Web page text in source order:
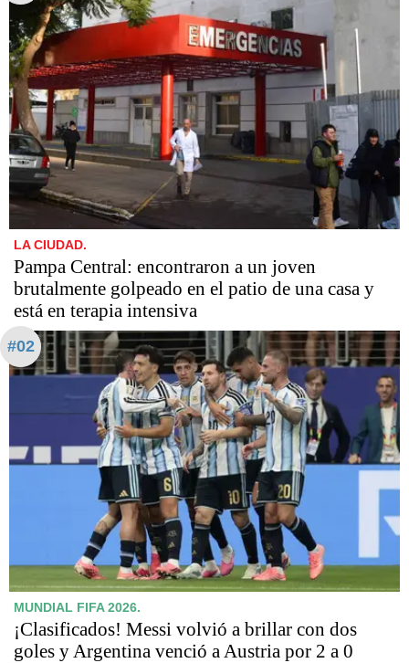
LA CIUDAD.
Pampa Central: encontraron a un joven
brutalmente golpeado en el patio de una casa y
está en terapia intensiva
#02
MUNDIAL FIFA 2026.
¡Clasificados! Messi volvió a brillar con dos
goles y Argentina venció a Austria por 2 a 0